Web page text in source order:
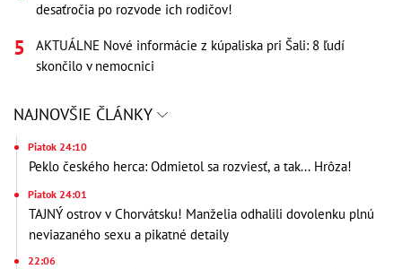
desaťročia po rozvode ich rodičov!
AKTUÁLNE Nové informácie z kúpaliska pri Šali: 8 ľudí
skončilo v nemocnici
NAJNOVŠIE ČLÁNKY
Piatok 24:10
Peklo českého herca: Odmietol sa rozviesť, a tak... Hrôza!
Piatok 24:01
TAJNÝ ostrov v Chorvátsku! Manželia odhalili dovolenku plnú
neviazaného sexu a pikatné detaily
22:06